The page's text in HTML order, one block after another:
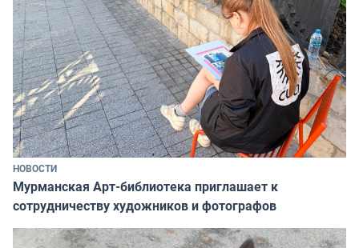
НОВОСТИ
Мурманская Арт-библиотека приглашает к
сотрудничеству художников и фотографов